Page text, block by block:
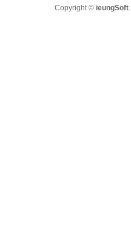
Copyright © ieungSoft.